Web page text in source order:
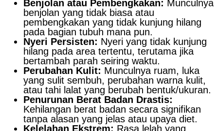
Benjolan atau Pembengkakan: Munculnya
benjolan yang tidak biasa atau
pembengkakan yang tidak kunjung hilang
pada bagian tubuh mana pun.
Nyeri Persisten: Nyeri yang tidak kunjung
hilang pada area tertentu, terutama jika
bertambah parah seiring waktu.
Perubahan Kulit: Munculnya ruam, luka
yang sulit sembuh, perubahan warna kulit,
atau tahi lalat yang berubah bentuk/ukuran.
Penurunan Berat Badan Drastis:
Kehilangan berat badan secara signifikan
tanpa alasan yang jelas atau upaya diet.
Kelelahan Ekstrem: Rasa lelah yang